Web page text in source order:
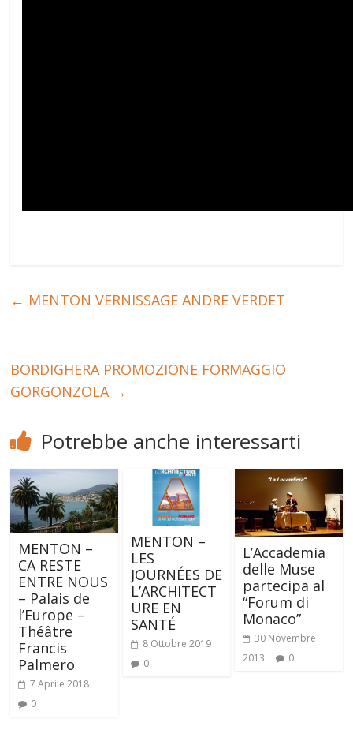
← MENTON VERNISSAGE ANDRE VERDET
BORDIGHERA PROMOZIONE FORMAGGIO
GORGONZOLA →
Potrebbe anche interessarti
MENTON –
CA RESTE
ENTRE NOUS
– Palais de
l’Europe –
Théâtre
Francis
Palmero
7 Aprile 2018
0
MENTON –
LES
JOURNÉES DE
L’ARCHITECT
URE EN
SANTÉ
8 Ottobre 2019
0
L’Accademia
delle Muse
partecipa al
“Forum di
Monaco”
30 Novembre
2013
0